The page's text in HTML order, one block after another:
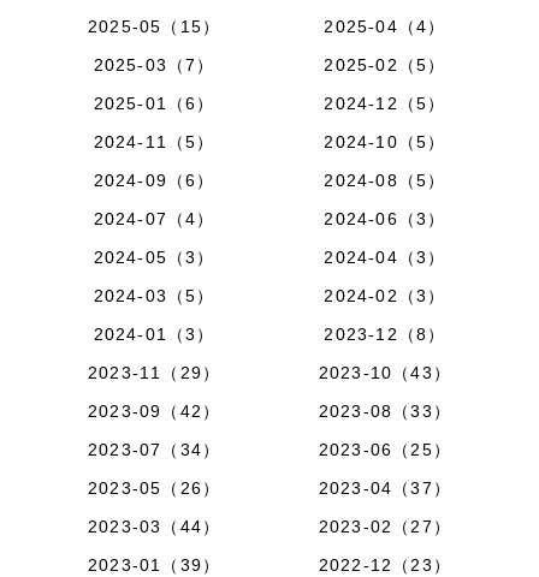
2025-05（15）
2025-04（4）
2025-03（7）
2025-02（5）
2025-01（6）
2024-12（5）
2024-11（5）
2024-10（5）
2024-09（6）
2024-08（5）
2024-07（4）
2024-06（3）
2024-05（3）
2024-04（3）
2024-03（5）
2024-02（3）
2024-01（3）
2023-12（8）
2023-11（29）
2023-10（43）
2023-09（42）
2023-08（33）
2023-07（34）
2023-06（25）
2023-05（26）
2023-04（37）
2023-03（44）
2023-02（27）
2023-01（39）
2022-12（23）